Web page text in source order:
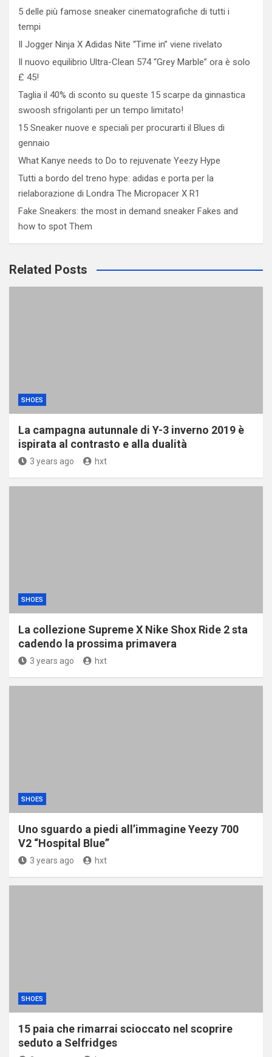
5 delle più famose sneaker cinematografiche di tutti i
tempi
Il Jogger Ninja X Adidas Nite “Time in” viene rivelato
Il nuovo equilibrio Ultra-Clean 574 “Grey Marble” ora è solo
£ 45!
Taglia il 40% di sconto su queste 15 scarpe da ginnastica
swoosh sfrigolanti per un tempo limitato!
15 Sneaker nuove e speciali per procurarti il ​​Blues di
gennaio
What Kanye needs to Do to rejuvenate Yeezy Hype
Tutti a bordo del treno hype: adidas e porta per la
rielaborazione di Londra The Micropacer X R1
Fake Sneakers: the most in demand sneaker Fakes and
how to spot Them
Related Posts
SHOES
La campagna autunnale di Y-3 inverno 2019 è
ispirata al contrasto e alla dualità
3 years ago hxt
SHOES
La collezione Supreme X Nike Shox Ride 2 sta
cadendo la prossima primavera
3 years ago hxt
SHOES
Uno sguardo a piedi all’immagine Yeezy 700
V2 “Hospital Blue”
3 years ago hxt
SHOES
15 paia che rimarrai scioccato nel scoprire
seduto a Selfridges